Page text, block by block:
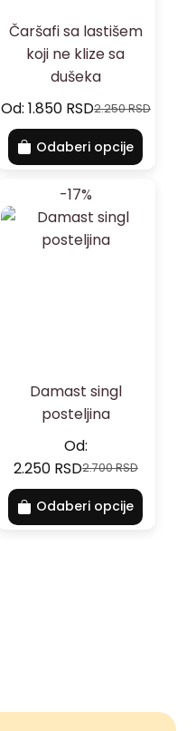
Čaršafi sa lastišem
koji ne klize sa
dušeka
Od:
2.250RSD
1.850 RSD
Odaberi opcije
-17%
Damast singl
posteljina
Od:
2.700RSD
2.250 RSD
Odaberi opcije